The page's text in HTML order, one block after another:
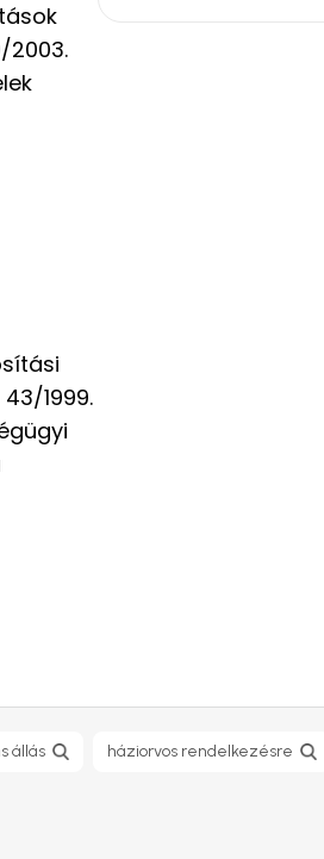
2003.
1999.
állás háziorvos rendelkezésre